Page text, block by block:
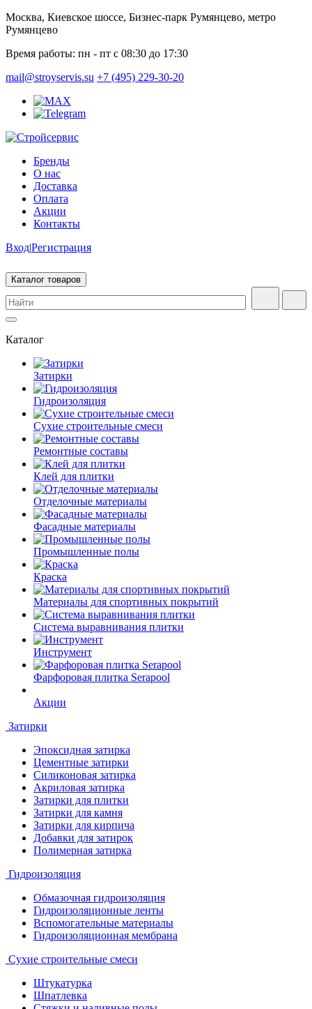
Москва, Киевское шоссе, Бизнес-парк Румянцево, метро
Румянцево
Время работы: пн - пт с 08:30 до 17:30
mail@stroyservis.su +7 (495) 229-30-20
Бренды
О нас
Доставка
Оплата
Акции
Контакты
Вход|Регистрация
Каталог товаров
Каталог
Затирки
Гидроизоляция
Сухие строительные смеси
Ремонтные составы
Клей для плитки
Отделочные материалы
Фасадные материалы
Промышленные полы
Краска
Материалы для спортивных покрытий
Система выравнивания плитки
Инструмент
Фарфоровая плитка Serapool
Акции
Затирки
Эпоксидная затирка
Цементные затирки
Силиконовая затирка
Акриловая затирка
Затирки для плитки
Затирки для камня
Затирки для кирпича
Добавки для затирок
Полимерная затирка
Гидроизоляция
Обмазочная гидроизоляция
Гидроизоляционные ленты
Вспомогательные материалы
Гидроизоляционная мембрана
Сухие строительные смеси
Штукатурка
Шпатлевка